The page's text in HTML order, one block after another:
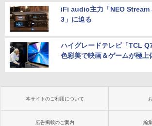
iFi audio主力「NEO Stream
3」に迫る
ハイグレードテレビ「TCL
色彩美で映画＆ゲームが極上
本サイトのご利用について
広告掲載のご案内 編